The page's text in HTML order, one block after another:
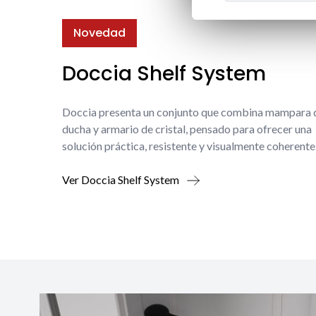
Novedad
Doccia Shelf System
Doccia presenta un conjunto que combina mampara
ducha y armario de cristal, pensado para ofrecer una
solución práctica, resistente y visualmente
Ver Doccia Shelf System